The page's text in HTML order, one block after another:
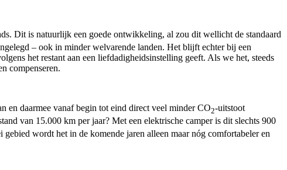
Dit is natuurlijk een goede ontwikkeling, al zou dit wellicht de standaard
– ook in minder welvarende landen. Het blijft echter bij een
het restant aan een liefdadigheidsinstelling geeft. Als we het, steeds
compenseren.
en daarmee vanaf begin tot eind direct veel minder CO2-uitstoot
van 15.000 km per jaar? Met een elektrische camper is dit slechts 900
wordt het in de komende jaren alleen maar nóg comfortabeler en